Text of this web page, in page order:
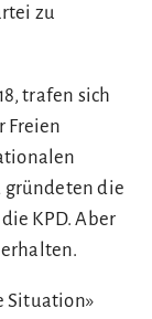
zu
trafen sich
Freien
gründeten die
KPD. Aber
Situation»